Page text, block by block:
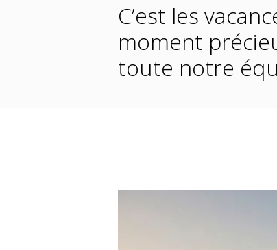
C’est les
moment
toute notre